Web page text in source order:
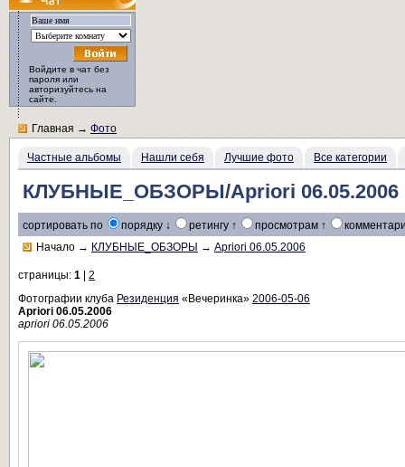
Войдите в чат без
пароля или
авторизуйтесь на
сайте.
Главная→Фото
Частные альбомы Нашли себя Лучшие фото Все категории
КЛУБНЫЕ_ОБЗОРЫ/Apriori 06.05.2006
сортировать по порядку ↓ ретингу ↑ просмотрам ↑
Начало → КЛУБНЫЕ_ОБЗОРЫ → Apriori 06.05.2006
страницы: 1
2
Фотографии клуба Резиденция «Вечеринка» 2006-05-06
Apriori 06.05.2006
apriori 06.05.2006